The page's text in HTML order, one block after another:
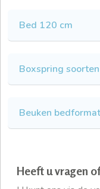
Heeft u vragen
Bed 120 cm
Boxspring soorten
Beuken